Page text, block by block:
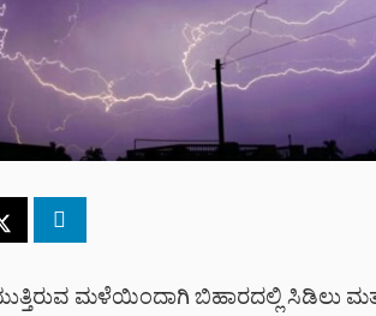
ಮಳೆಯಿಂದಾಗಿ ಬಿಹಾರದಲ್ಲಿ ಸಿಡಿಲು